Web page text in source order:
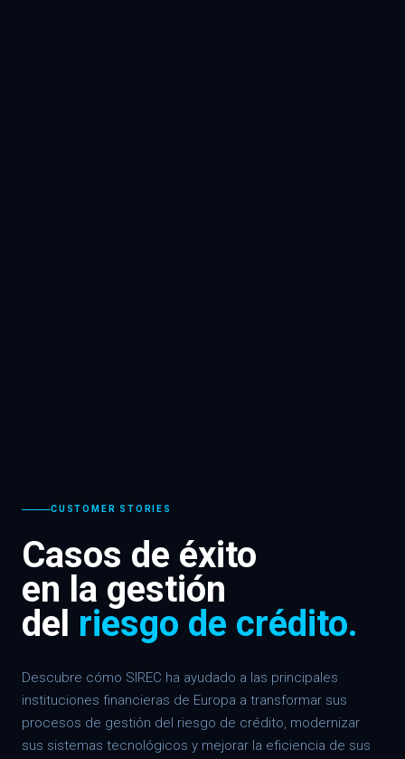
CUSTOMER STORIES
Casos de éxito
en la gestión
del riesgo de crédito.
Descubre cómo SIREC ha ayudado a las principales
instituciones financieras de Europa a transformar sus
procesos de gestión del riesgo de crédito, modernizar
sus sistemas tecnológicos y mejorar la eficiencia de sus